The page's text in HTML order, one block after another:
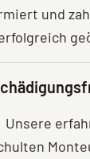
und
Unsere